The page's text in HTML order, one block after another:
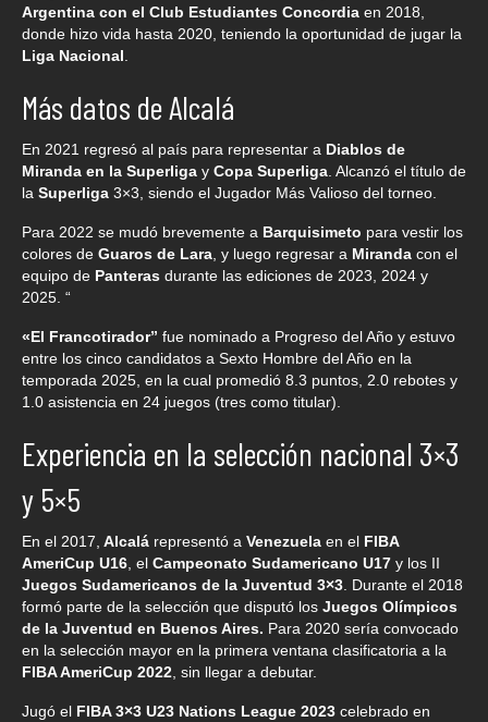
Argentina con el Club Estudiantes Concordia en 2018,
donde hizo vida hasta 2020, teniendo la oportunidad de jugar la
Liga Nacional
Más datos de Alcalá
En 2021 regresó al país para representar a Diablos de
Miranda en la Superliga y Copa Superliga . Alcanzó el título de
la Superliga 3×3, siendo el Jugador Más Valioso del torneo.
Para 2022 se mudó brevemente a Barquisimeto para vestir los
colores de Guaros de Lara , y luego regresar a Miranda con el
equipo de Panteras durante las ediciones de 2023, 2024 y
2025. “
«El Francotirador” fue nominado a Progreso del Año y estuvo
entre los cinco candidatos a Sexto Hombre del Año en la
temporada 2025, en la cual promedió 8.3 puntos, 2.0 rebotes y
1.0 asistencia en 24 juegos (tres como titular).
Experiencia en la selección nacional 3×3
y 5×5
En el 2017, Alcalá representó a Venezuela en el FIBA
AmeriCup U16 , el Campeonato Sudamericano U17 y los II
Juegos Sudamericanos de la Juventud 3×3 . Durante el 2018
formó parte de la selección que disputó los Juegos Olímpicos
de la Juventud en Buenos Aires. Para 2020 sería convocado
en la selección mayor en la primera ventana clasificatoria a la
FIBA AmeriCup 2022 , sin llegar a debutar.
Jugó el FIBA 3×3 U23 Nations League 2023 celebrado en